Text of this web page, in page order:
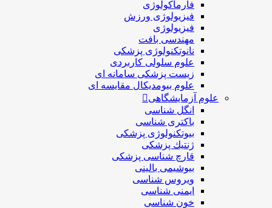
فارماکولوژی
فیزیولوژی ورزش
فیزیولوژی
مهندسی بافت
نانوتکنولوژی پزشکی
علوم سلولی کاربردی
زیست پزشکی سامانه ای
علوم بیومدیکال مقایسه ای
علوم آزمایشگاهی
انگل شناسی
باکتری شناسی
بیوتکنولوژی پزشکی
ژنتيك پزشکی
قارچ شناسی پزشكی
بیوشیمی بالینی
ویروس شناسی
ایمنی شناسی
خون شناسی